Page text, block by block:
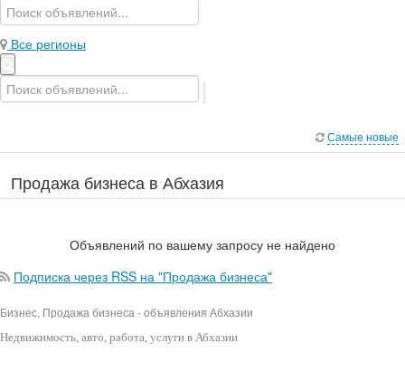
Все регионы
Самые новые
Продажа бизнеса в Абхазия
Объявлений по вашему запросу не найдено
Подписка через RSS на "Продажа бизнеса"
Бизнес, Продажа бизнеса - объявления Абхазии
Недвижимость , авто, работа, услуги в Абхазии